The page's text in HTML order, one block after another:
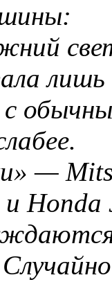
лишь
—
Honda